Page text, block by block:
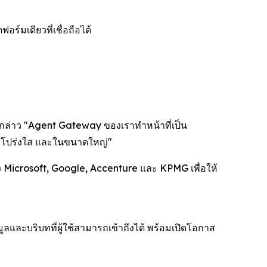
อร์มเดียวที่เชื่อถือได้
าว "Agent Gateway ของเราทำหน้าที่เป็น
ปร่งใส และในขนาดใหญ่"
Google, Accenture และ KPMG เพื่อให้
และบริบทที่ผู้ใช้สามารถเข้าถึงได้ พร้อมเปิดโอกาส